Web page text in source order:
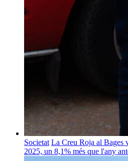
Societat La Creu Roja al Bages
2025, un 8,1% més que l'any